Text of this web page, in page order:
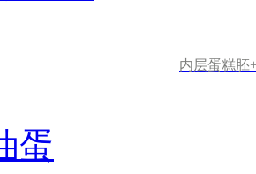
内层蛋糕胚